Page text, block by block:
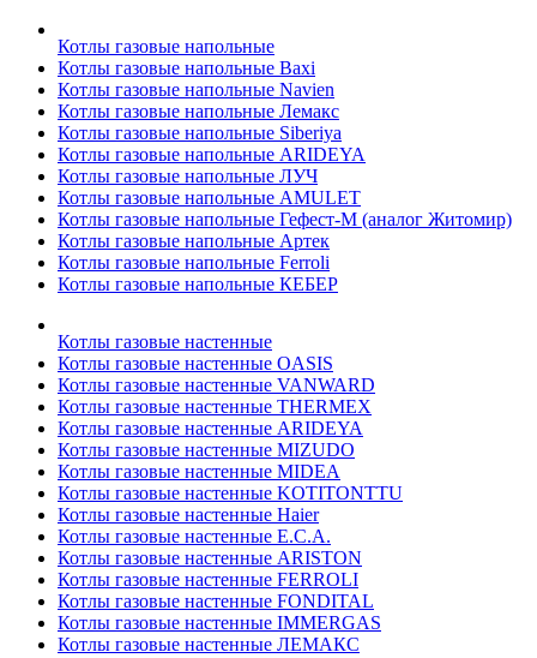
Котлы газовые напольные
Котлы газовые напольные Baxi
Котлы газовые напольные Navien
Котлы газовые напольные Лемакс
Котлы газовые напольные Siberiya
Котлы газовые напольные ARIDEYA
Котлы газовые напольные ЛУЧ
Котлы газовые напольные AMULET
Котлы газовые напольные Гефест-М (аналог Житомир)
Котлы газовые напольные Артек
Котлы газовые напольные Ferroli
Котлы газовые напольные КЕБЕР
Котлы газовые настенные
Котлы газовые настенные OASIS
Котлы газовые настенные VANWARD
Котлы газовые настенные THERMEX
Котлы газовые настенные ARIDEYA
Котлы газовые настенные MIZUDO
Котлы газовые настенные MIDEA
Котлы газовые настенные KOTITONTTU
Котлы газовые настенные Haier
Котлы газовые настенные E.C.A.
Котлы газовые настенные ARISTON
Котлы газовые настенные FERROLI
Котлы газовые настенные FONDITAL
Котлы газовые настенные IMMERGAS
Котлы газовые настенные ЛЕМАКС